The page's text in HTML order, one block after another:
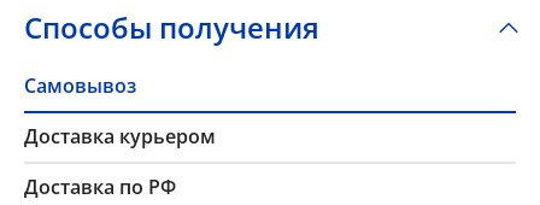
Способы получения
Самовывоз
Доставка курьером
Доставка по РФ